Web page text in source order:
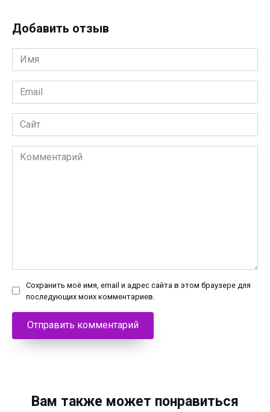
Добавить отзыв
Имя
*
Email
*
Сайт
Комментарий
Сохранить моё имя, email и адрес сайта в этом браузере для
последующих моих комментариев.
Вам также может понравиться